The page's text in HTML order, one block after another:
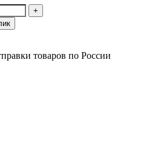
товаров по России